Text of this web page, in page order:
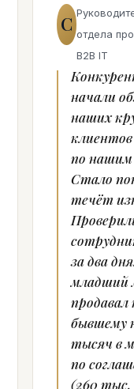
С отдела
B2B IT
начали
наших
по нашим
Стало
течёт
за два
младший
бывшему
тысяч в
по
(260 тыс.